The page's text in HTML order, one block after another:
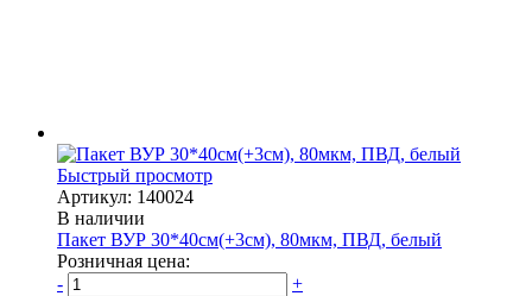
Быстрый просмотр
Артикул: 140024
В наличии
Пакет ВУР 30*40см(+3см), 80мкм, ПВД, белый
Розничная цена:
-
+